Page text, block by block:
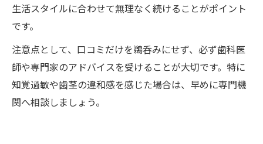
生活スタイルに合わせて無理なく続けることがポイント
です。
注意点として、口コミだけを鵜呑みにせず、必ず歯科医
師や専門家のアドバイスを受けることが大切です。特に
知覚過敏や歯茎の違和感を感じた場合は、早めに専門機
関へ相談しましょう。